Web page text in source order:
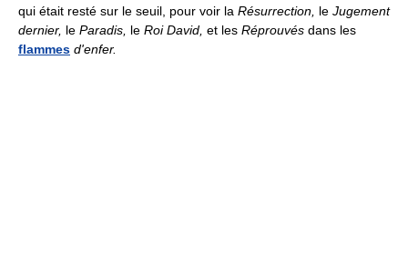
qui était resté sur le seuil, pour voir la Résurrection, le Jugement
dernier, le Paradis, le Roi David, et les Réprouvés dans les
flammes d'enfer.